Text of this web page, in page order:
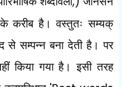
करीब है। वस्तुतः सम्यक्
सम्पन्न बना देती है। पर
किया गया है। इसी तरह